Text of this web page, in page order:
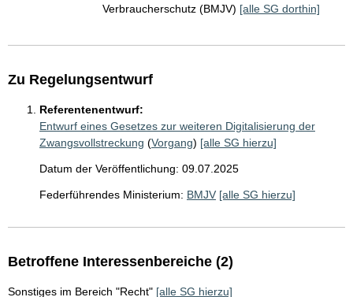
Verbraucherschutz (BMJV) [alle SG dorthin]
Zu Regelungsentwurf
Referentenentwurf:
Entwurf eines Gesetzes zur weiteren Digitalisierung der
Zwangsvollstreckung (Vorgang) [alle SG hierzu]
Datum der Veröffentlichung: 09.07.2025
Federführendes Ministerium: BMJV [alle SG hierzu]
Betroffene Interessenbereiche (2)
Sonstiges im Bereich "Recht" [alle SG hierzu]